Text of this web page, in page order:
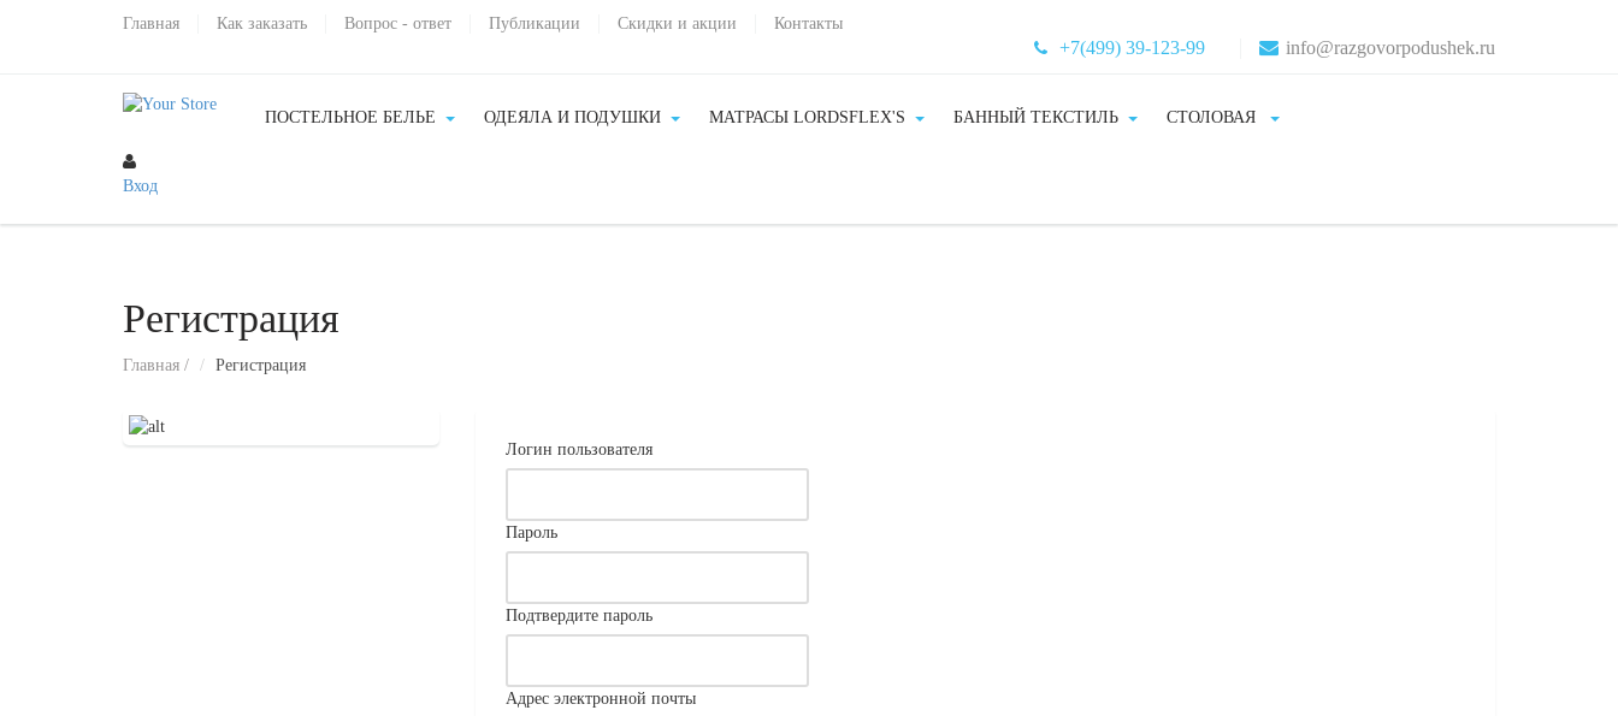
Главная Как заказать Вопрос - ответ Публикации Скидки и акции Контакты
+7(499) 39-123-99 info@razgovorpodushek.ru
ПОСТЕЛЬНОЕ БЕЛЬЕ ОДЕЯЛА И ПОДУШКИ МАТРАСЫ LORDSFLEX'S БАННЫЙ ТЕКСТИЛЬ СТОЛОВАЯ
Вход
Регистрация
Главная / Регистрация
Логин пользователя
Пароль
Подтвердите пароль
Адрес электронной почты